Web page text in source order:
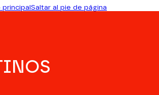
Saltar al pie de página